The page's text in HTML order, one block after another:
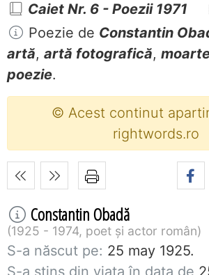
Caiet Nr. 6 - Poezii 1971
Poezie de Constantin
artă, artă fotografică,
poezie.
© Acest continut
rightwords.ro
Constantin Obadă
1925 - 1974, poet și actor român
S-a născut pe: 25 may 1925.